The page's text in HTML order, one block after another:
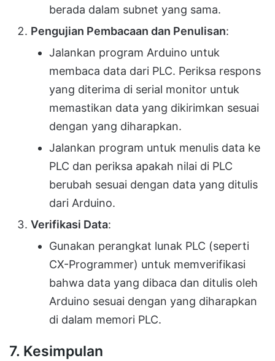
berada dalam subnet yang sama.
Pengujian Pembacaan dan Penulisan:
Jalankan program Arduino untuk
membaca data dari PLC. Periksa respons
yang diterima di serial monitor untuk
memastikan data yang dikirimkan sesuai
dengan yang diharapkan.
Jalankan program untuk menulis data ke
PLC dan periksa apakah nilai di PLC
berubah sesuai dengan data yang ditulis
dari Arduino.
Verifikasi Data:
Gunakan perangkat lunak PLC (seperti
CX-Programmer) untuk memverifikasi
bahwa data yang dibaca dan ditulis oleh
Arduino sesuai dengan yang diharapkan
di dalam memori PLC.
7. Kesimpulan